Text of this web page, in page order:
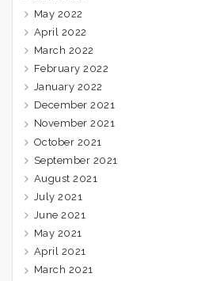
May 2022
April 2022
March 2022
February 2022
January 2022
December 2021
November 2021
October 2021
September 2021
August 2021
July 2021
June 2021
May 2021
April 2021
March 2021